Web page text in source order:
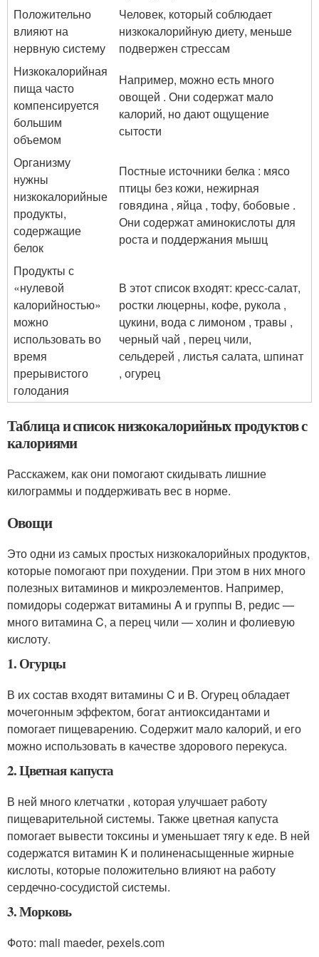
Положительно
влияют на
нервную систему
Человек, который соблюдает
низкокалорийную диету, меньше
подвержен стрессам
Низкокалорийная
пища часто
компенсируется
большим
объемом
Например, можно есть много
овощей . Они содержат мало
калорий, но дают ощущение
сытости
Организму
нужны
низкокалорийные
продукты,
содержащие
белок
Постные источники белка : мясо
птицы без кожи, нежирная
говядина , яйца , тофу, бобовые .
Они содержат аминокислоты для
роста и поддержания мышц
Продукты с
«нулевой
калорийностью»
можно
использовать во
время
прерывистого
голодания
В этот список входят: кресс-салат,
ростки люцерны, кофе, рукола ,
цукини, вода с лимоном , травы ,
черный чай , перец чили,
сельдерей , листья салата, шпинат
, огурец
Таблица и список низкокалорийных продуктов с
калориями
Расскажем, как они помогают скидывать лишние
килограммы и поддерживать вес в норме.
Овощи
Это одни из самых простых низкокалорийных продуктов,
которые помогают при похудении. При этом в них много
полезных витаминов и микроэлементов. Например,
помидоры содержат витамины A и группы В, редис —
много витамина C, а перец чили — холин и фолиевую
кислоту.
1. Огурцы
В их состав входят витамины C и B. Огурец обладает
мочегонным эффектом, богат антиоксидантами и
помогает пищеварению. Содержит мало калорий, и его
можно использовать в качестве здорового перекуса.
2. Цветная капуста
В ней много клетчатки , которая улучшает работу
пищеварительной системы. Также цветная капуста
помогает вывести токсины и уменьшает тягу к еде. В ней
содержатся витамин K и полиненасыщенные жирные
кислоты, которые положительно влияют на работу
сердечно-сосудистой системы.
3. Морковь
Фото: mali maeder, pexels.com